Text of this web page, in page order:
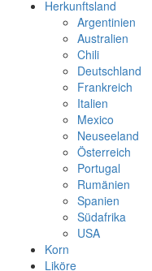
Herkunftsland
Argentinien
Australien
Chili
Deutschland
Frankreich
Italien
Mexico
Neuseeland
Österreich
Portugal
Rumänien
Spanien
Südafrika
USA
Korn
Liköre